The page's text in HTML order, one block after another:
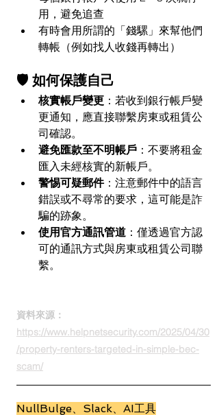
用，避免追查
有時會用所謂的「錢騾」來幫他們
轉帳（例如找人收錢再轉出）
🛡 如何保護自己
核實帳戶變更 ：​若收到銀行帳戶變
更通知，應直接聯繫房東或租賃公
司確認。
避免匯款至不明帳戶 ：​不要將租金
匯入未經核實的新帳戶。
警惕可疑郵件：​注意郵件中的語言
錯誤或不尋常的要求，這可能是詐
騙的跡象。
使用官方通訊管道 ：​僅透過官方認
可的通訊方式與房東或租賃公司聯
繫。
資料來源：
https://www.helpnetsecurity.com/2025/04/30
/property-renters-targeted-in-simple-bec-
scam/
NullBulge、Slack、AI工具